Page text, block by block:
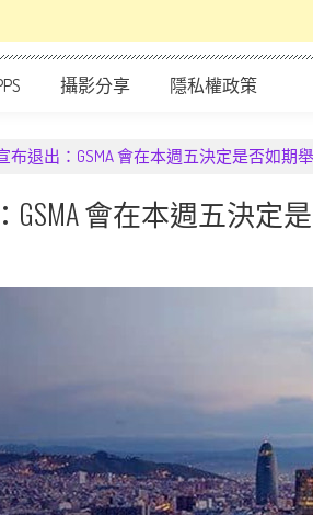
攝影分享 隱私權政策
布退出：GSMA 會在本週五決定是否如期舉
GSMA 會在本週五決定